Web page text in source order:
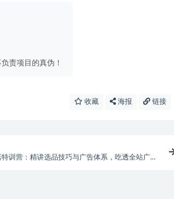
负责项目的真伪！
收藏 海报 链接
训营：精讲选品技巧与广告体系，吃透全站广告